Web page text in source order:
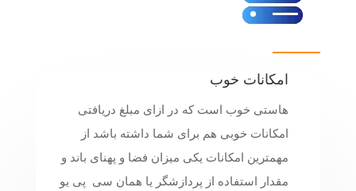
امکانات خوب
هاستی خوب است که در ازای مبلغ دریافتی
امکانات خوبی هم برای شما داشته باشد از
مهمترین امکانات یکی میزان فضا و پهنای باند و
مقدار استفاده از پردازشگر یا همان سی پی یو